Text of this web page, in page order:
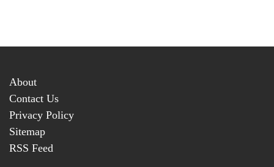
About
Contact Us
Privacy Policy
Sitemap
RSS Feed